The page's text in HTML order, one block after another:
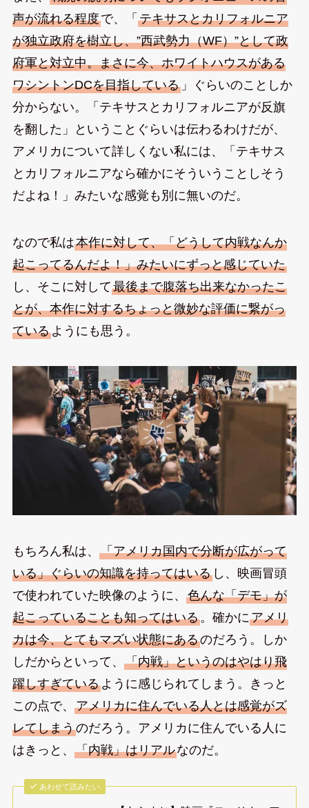
声が流れる程度で、「 テキサスとカリフォルニア
が独立政府を樹立し、”西武勢力（WF）”として政
府軍と対立中。まさに今、ホワイトハウスがある
ワシントンDCを目指している」ぐらいのことしか
分からない。「テキサスとカリフォルニアが反旗
を翻した」ということぐらいは伝わるわけだが、
アメリカについて詳しくない私には、「テキサス
とカリフォルニアなら確かにそういうことしそう
だよね！」みたいな感覚も別に無いのだ。
なので私は本作に対して、「どうして内戦なんか
起こってるんだよ！」みたいにずっと感じていた
し、そこに対して最後まで腹落ち出来なかったこ
とが、本作に対するちょっと微妙な評価に繋がっ
ているようにも思う。
もちろん私は、 「アメリカ国内で分断が広がって
いる」ぐらいの知識を持ってはいるし、映画冒頭
で使われていた映像のように、 色んな「デモ」が
起こっていることも知ってはいる。確かにアメリ
カは今、とてもマズい状態にあるのだろう。しか
しだからといって、 「内戦」というのはやはり飛
躍しすぎているように感じられてしまう。きっと
この点で、 アメリカに住んでいる人とは感覚がズ
レてしまうのだろう。アメリカに住んでいる人に
はきっと、 「内戦」はリアルなのだ。
あわせて読みたい